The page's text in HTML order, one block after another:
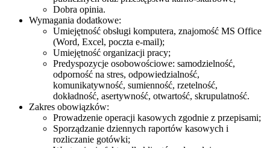
Dobra opinia.
Wymagania dodatkowe:
Umiejętność obsługi komputera, znajomość MS Office
(Word, Excel, poczta e-mail);
Umiejętność organizacji pracy;
Predyspozycje osobowościowe: samodzielność,
odporność na stres, odpowiedzialność,
komunikatywność, sumienność, rzetelność,
dokładność, asertywność, otwartość, skrupulatność.
Zakres obowiązków:
Prowadzenie operacji kasowych zgodnie z przepisami;
Sporządzanie dziennych raportów kasowych i
rozliczanie gotówki;